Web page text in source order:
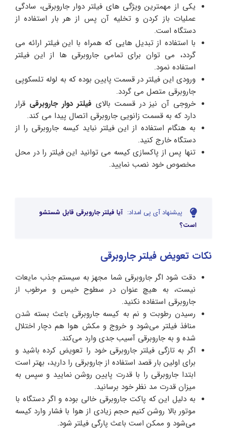
یکی از مهمترین ویژگی های فیلتر دوار جاروبرقی، سادگی
عملیات باز کردن و تخلیه آن پس از هر بار استفاده از
دستگاه است.
با استفاده از تبدیل هایی که همراه با این فیلتر ارائه می
گردد، می توان برای تمامی جاروبرقی ها از این فیلتر
استفاده نمود.
ورودی این فیلتر در قسمت پایین بوده که به لوله تلسکوپی
جاروبرقی متصل می گردد.
خروجی آن نیز در قسمت بالای فیلتر دوار جاروبرقی قرار
دارد که به قسمت زانویی جاروبرقی اتصال پیدا می کند.
به هنگام استفاده از این فیلتر نباید کیسه جاروبرقی را از
دستگاه خارج کنید.
تنها پس از پاکسازی کیسه می توانید این فیلتر را در محل
مخصوص خود نصب نمایید.
پیشنهاد آی پی امداد: آیا فیلتر جاروبرقی قابل شستشو
است؟
نکات تعویض فیلتر جاروبرقی
دقت شود اگر جاروبرقی شما مجهز به سیستم جذب مایعات
نیست، به هیچ عنوان در سطوح خیس و مرطوب از
جاروبرقی استفاده نکنید.
رسیدن رطوبت و نم به کیسه جاروبرقی باعث بسته شدن
منافذ فیلتر می‌شود و خروج و مکش هوا هم دچار اختلال
شده و به جاروبرقی آسیب جدی وارد می‌کند.
اگر به تازگی فیلتر جاروبرقی خود را تعویض کرده باشید و
برای اولین بار قصد استفاده از جاروبرقی را دارید، بهتر است
ابتدا جاروبرقی را با قدرت پایین روشن نمایید و سپس به
میزان قدرت مد نظر خود برسانید.
به دلیل این که پاکت جاروبرقی خالی بوده و اگر دستگاه با
موتور بالا روشن کنیم حجم زیادی از هوا با فشار وارد کیسه
می‌شود و ممکن است باعث پارگی فیلتر شود.